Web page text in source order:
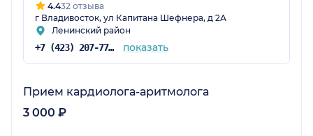
4.432 отзыва
г Владивосток, ул Капитана Шефнера, д 2А
Ленинский район
+7 (423) 207-77-80 показать
Прием кардиолога-аритмолога
3 000 ₽